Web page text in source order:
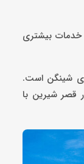
خدمات بیشتری
گشت‌های شهری و ویزای شینگن است.
قصر شیرین با